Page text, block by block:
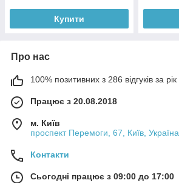
Купити
Про нас
100% позитивних з 286 відгуків за рік
Працює з 20.08.2018
м. Київ
проспект Перемоги, 67, Київ, Україна
Контакти
Сьогодні працює з 09:00 до 17:00